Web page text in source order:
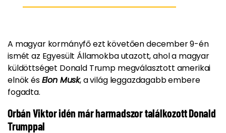
A magyar kormányfő ezt követően december 9-én
ismét az Egyesült Államokba utazott, ahol a magyar
küldöttséget Donald Trump megválasztott amerikai
elnök ésElon Musk, a világ leggazdagabb embere
fogadta.
Orbán Viktor idén már harmadszor találkozott Donald
Trumppal